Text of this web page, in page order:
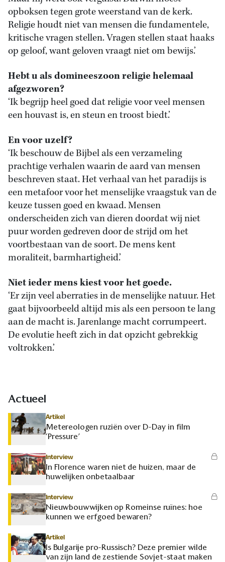
opboksen tegen grote weerstand van de kerk.
Religie houdt niet van mensen die fundamentele,
kritische vragen stellen. Vragen stellen staat haaks
op geloof, want geloven vraagt niet om bewijs.’
Hebt u als domineeszoon religie helemaal
afgezworen?
‘Ik begrijp heel goed dat religie voor veel mensen
een houvast is, en steun en troost biedt.’
En voor uzelf?
‘Ik beschouw de Bijbel als een verzameling
prachtige verhalen waarin de aard van mensen
beschreven staat. Het verhaal van het paradijs is
een metafoor voor het menselijke vraagstuk van de
keuze tussen goed en kwaad. Mensen
onderscheiden zich van dieren doordat wij niet
puur worden gedreven door de strijd om het
voortbestaan van de soort. De mens kent
moraliteit, barmhartigheid.’
Niet ieder mens kiest voor het goede.
‘Er zijn veel aberraties in de menselijke natuur. Het
gaat bijvoorbeeld altijd mis als een persoon te lang
aan de macht is. Jarenlange macht corrumpeert.
De evolutie heeft zich in dat opzicht gebrekkig
voltrokken.’
Actueel
Artikel
Metereologen ruziën over D-Day in film
‘Pressure’
Interview
In Florence waren niet de huizen, maar de
huwelijken onbetaalbaar
Interview
Nieuwbouwwijken op Romeinse ruïnes: hoe
kunnen we erfgoed bewaren?
Artikel
Is Bulgarije pro-Russisch? Deze premier wilde
van zijn land de zestiende Sovjet-staat maken